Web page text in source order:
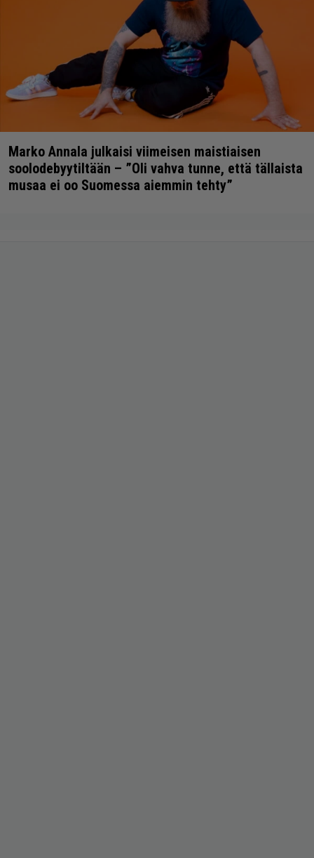
Marko Annala julkaisi viimeisen maistiaisen
soolodebyytiltään – ”Oli vahva tunne, että tällaista
musaa ei oo Suomessa aiemmin tehty”